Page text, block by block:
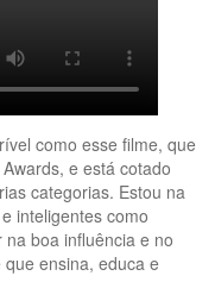
como esse filme, que
e está cotado
categorias. Estou na
inteligentes como
boa influência e no
ensina, educa e